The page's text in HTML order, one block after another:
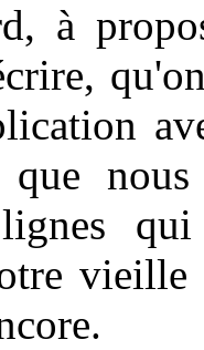
à
nous
lignes